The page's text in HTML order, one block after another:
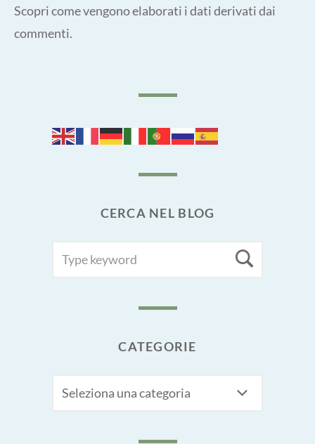
Scopri come vengono elaborati i dati derivati dai
commenti.
CERCA NEL BLOG
FOR:
CATEGORIE